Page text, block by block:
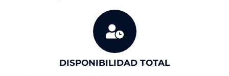
DISPONIBILIDAD TOTAL